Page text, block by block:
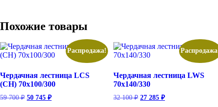
Похожие товары
Распродажа!
Чердачная лестница LCS
(CH) 70х100/300
59 700₽ Первоначальная
50 745 ₽Текущая
Чердачная лестница LWS
70х140/330
32 100₽ Первоначальная
27 285 ₽Текущая